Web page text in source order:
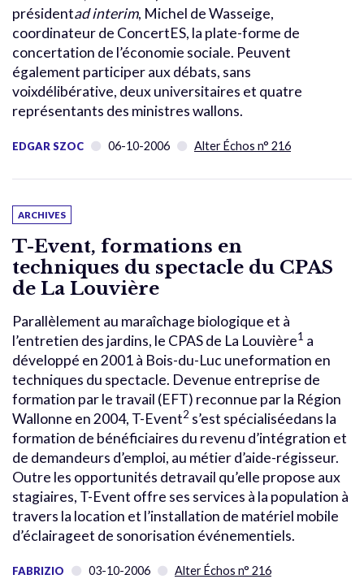
présidentad interim, Michel de Wasseige,
coordinateur de ConcertES, la plate-forme de
concertation de l’économie sociale. Peuvent
également participer aux débats, sans
voixdélibérative, deux universitaires et quatre
représentants des ministres wallons.
EDGAR SZOC 06-10-2006 Alter Échos n° 216
ARCHIVES
T-Event, formations en
techniques du spectacle du CPAS
de La Louvière
Parallèlement au maraîchage biologique et à
l’entretien des jardins, le CPAS de La Louvière1 a
développé en 2001 à Bois-du-Luc uneformation en
techniques du spectacle. Devenue entreprise de
formation par le travail (EFT) reconnue par la Région
Wallonne en 2004, T-Event2 s’est spécialiséedans la
formation de bénéficiaires du revenu d’intégration et
de demandeurs d’emploi, au métier d’aide-régisseur.
Outre les opportunités detravail qu’elle propose aux
stagiaires, T-Event offre ses services à la population à
travers la location et l’installation de matériel mobile
d’éclairageet de sonorisation événementiels.
FABRIZIO 03-10-2006 Alter Échos n° 216